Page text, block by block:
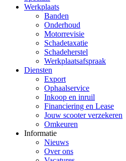
Werkplaats
Banden
Onderhoud
Motorrevisie
Schadetaxatie
Schadeherstel
Werkplaatsafspraak
Diensten
Export
Ophaalservice
Inkoop en inruil
Financiering en Lease
Jouw scooter verzekeren
Omkeuren
Informatie
Nieuws
Over ons